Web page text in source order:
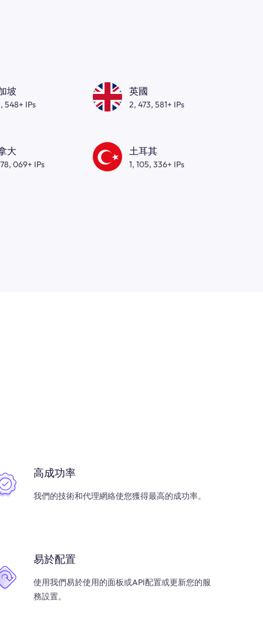
坡
548+ IPs
英國
2, 473, 581+ IPs
大
069+ IPs
土耳其
1, 105, 336+ IPs
高成功率
我們的技術和代理網絡使您獲得最高的成功率。
易於配置
使用我們易於使用的面板或API配置或更新您的服
務設置。